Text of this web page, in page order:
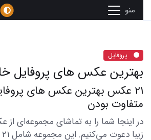
منو
پروفایل
بهترین عکس های پروفایل
21 عکس بهترین عکس های
متفاوت بودن
در اینجا شما را به تماشای مجموعه‌ای